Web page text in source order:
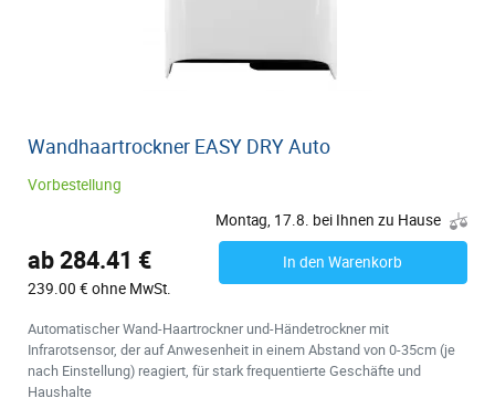
Wandhaartrockner EASY DRY Auto
Vorbestellung
Montag, 17.8. bei Ihnen zu Hause
ab 284.41 €
239.00 € ohne MwSt.
In den Warenkorb
Automatischer Wand-Haartrockner und-Händetrockner mit
Infrarotsensor, der auf Anwesenheit in einem Abstand von 0-35cm (je
nach Einstellung) reagiert, für stark frequentierte Geschäfte und
Haushalte